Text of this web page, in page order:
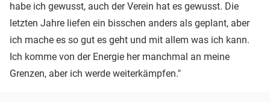
habe ich gewusst, auch der Verein hat es gewusst. Die
letzten Jahre liefen ein bisschen anders als geplant, aber
ich mache es so gut es geht und mit allem was ich kann.
Ich komme von der Energie her manchmal an meine
Grenzen, aber ich werde weiterkämpfen."